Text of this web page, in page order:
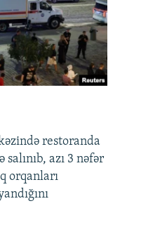
restoranda
azı 3 nəfər
orqanları